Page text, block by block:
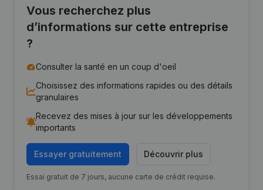
Vous recherchez plus
d’informations sur cette entreprise
?
Consulter la santé en un coup d'oeil
Choisissez des informations rapides ou des détails
granulaires
Recevez des mises à jour sur les développements
importants
Essayer gratuitement Découvrir plus
Essai gratuit de 7 jours, aucune carte de crédit requise.